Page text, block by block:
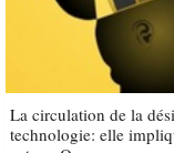
La circulation de la
technologie: elle